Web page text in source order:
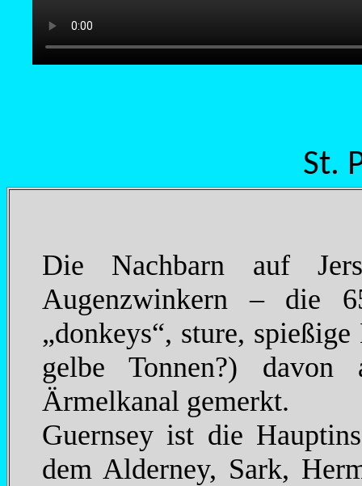
St.
Die Nachbarn auf
Augenzwinkern – die
„donkeys“, sture,
gelbe Tonnen?)
Ärmelkanal gemerkt.
Guernsey ist die
dem Alderney, Sark,